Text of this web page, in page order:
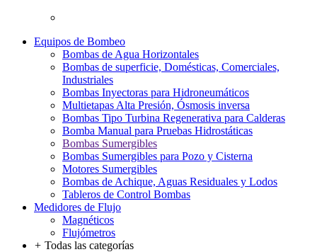
Equipos de Bombeo
Bombas de Agua Horizontales
Bombas de superficie, Domésticas, Comerciales,
Industriales
Bombas Inyectoras para Hidroneumáticos
Multietapas Alta Presión, Ósmosis inversa
Bombas Tipo Turbina Regenerativa para Calderas
Bomba Manual para Pruebas Hidrostáticas
Bombas Sumergibles
Bombas Sumergibles para Pozo y Cisterna
Motores Sumergibles
Bombas de Achique, Aguas Residuales y Lodos
Tableros de Control Bombas
Medidores de Flujo
Magnéticos
Flujómetros
+ Todas las categorías